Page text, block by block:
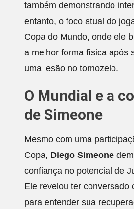
também demonstrando
entanto, o foco atual do
Copa do Mundo, onde ele
a melhor forma física após
uma lesão no tornozelo.
O Mundial e a
de Simeone
Mesmo com uma
Copa, Diego Simeone
confiança no potencial de
Ele revelou ter conversado
para entender sua